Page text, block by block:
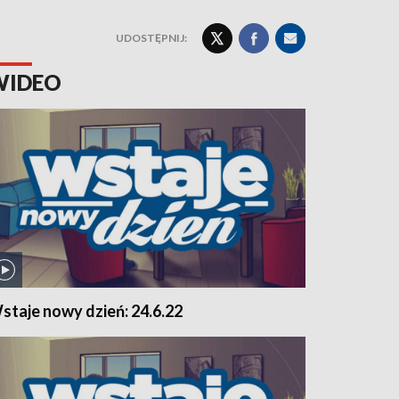
UDOSTĘPNIJ:
nowy dzień: 24.6.22